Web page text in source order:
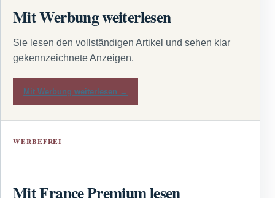
Mit Werbung weiterlesen
Sie lesen den vollständigen Artikel und sehen klar
gekennzeichnete Anzeigen.
Mit Werbung weiterlesen →
WERBEFREI
Mit France Premium lesen